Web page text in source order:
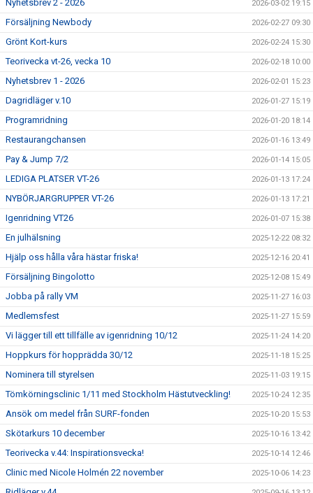
Nyhetsbrev 2 - 2026 2026-03-02 19:15
Försäljning Newbody 2026-02-27 09:30
Grönt Kort-kurs 2026-02-24 15:30
Teorivecka vt-26, vecka 10 2026-02-18 10:00
Nyhetsbrev 1 - 2026 2026-02-01 15:23
Dagridläger v.10 2026-01-27 15:19
Programridning 2026-01-20 18:14
Restaurangchansen 2026-01-16 13:49
Pay & Jump 7/2 2026-01-14 15:05
LEDIGA PLATSER VT-26 2026-01-13 17:24
NYBÖRJARGRUPPER VT-26 2026-01-13 17:21
Igenridning VT26 2026-01-07 15:38
En julhälsning 2025-12-22 08:32
Hjälp oss hålla våra hästar friska! 2025-12-16 20:41
Försäljning Bingolotto 2025-12-08 15:49
Jobba på rally VM 2025-11-27 16:03
Medlemsfest 2025-11-27 15:59
Vi lägger till ett tillfälle av igenridning 10/12 2025-11-24 14:20
Hoppkurs för hopprädda 30/12 2025-11-18 15:25
Nominera till styrelsen 2025-11-03 19:15
Tömkörningsclinic 1/11 med Stockholm Hästutveckling! 2025-10-24 12:35
Ansök om medel från SURF-fonden 2025-10-20 15:53
Skötarkurs 10 december 2025-10-16 13:42
Teorivecka v.44: Inspirationsvecka! 2025-10-14 12:46
Clinic med Nicole Holmén 22 november 2025-10-06 14:23